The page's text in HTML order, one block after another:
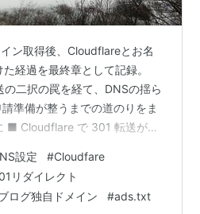
ン取得後、Cloudflareとお名
経過を最終章として記録。
二択の罠を経て、DNSの揺ら
準備が整うまでの道のりをま
■ Cloudflare で 301 転送が無
と 301 が使えない ■
すぎた ■ お名前.com に戻
使う ■ ttps://onoono.jp が転
設定 #Cloudfare
リダイレクト
ログ独自ドメイン #ads.txt